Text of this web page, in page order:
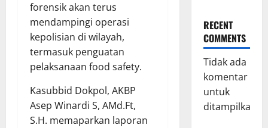
forensik akan terus
mendampingi operasi
kepolisian di wilayah,
termasuk penguatan
pelaksanaan food safety.
Kasubbid Dokpol, AKBP
Asep Winardi S, AMd.Ft,
S.H. memaparkan laporan
RECENT
COMMENTS
Tidak ada
komentar
untuk
ditampilkan.